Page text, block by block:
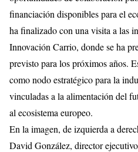
financiación disponibles para el
ha finalizado con una visita a las
Innovación Carrio, donde se ha
previsto para los próximos años.
como nodo estratégico para la
vinculadas a la alimentación del
al ecosistema europeo.
En la imagen, de izquierda a
David González, director